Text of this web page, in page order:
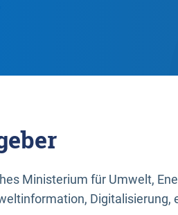
Ministerium für Umwelt,
Digitalisierung,